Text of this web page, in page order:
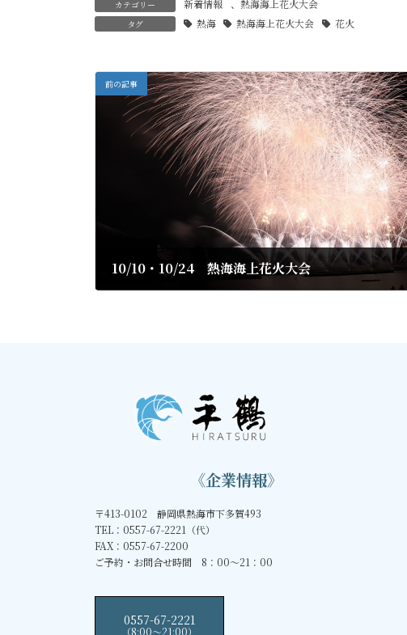
カテゴリー 新着情報 、 熱海海上花火大会
タグ 熱海 熱海海上花火大会 花火
前の記事
10/10・10/24 熱海海上花火大会
《企業情報》
〒413-0102 静岡県熱海市下多賀493
TEL：0557-67-2221（代）
FAX：0557-67-2200
ご予約・お問合せ時間 8：00～21：00
0557-67-2221
（8:00〜21:00）